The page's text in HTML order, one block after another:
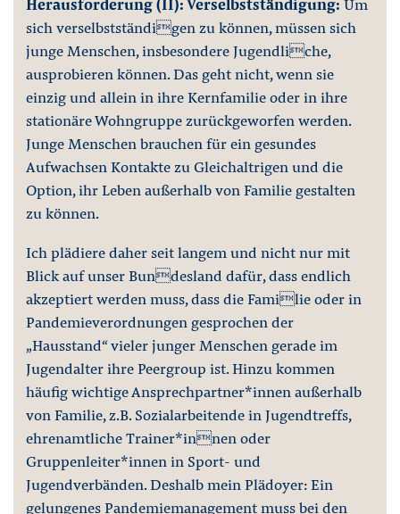
sich verselbstständigen zu können, müssen sich
junge Menschen, insbesondere Jugendliche,
ausprobieren können. Das geht nicht, wenn sie
einzig und allein in ihre Kernfamilie oder in ihre
stationäre Wohngruppe zurückgeworfen werden.
Junge Menschen brauchen für ein gesundes
Aufwachsen Kontakte zu Gleichaltrigen und die
Option, ihr Leben außerhalb von Familie gestalten
zu können.
Ich plädiere daher seit langem und nicht nur mit
Blick auf unser Bundesland dafür, dass endlich
akzeptiert werden muss, dass die Familie oder in
Pandemieverordnungen gesprochen der
„Hausstand“ vieler junger Menschen gerade im
Jugendalter ihre Peergroup ist. Hinzu kommen
häufig wichtige Ansprechpartner*innen außerhalb
von Familie, z.B. Sozialarbeitende in Jugendtreffs,
ehrenamtliche Trainer*innen oder
Gruppenleiter*innen in Sport- und
Jugendverbänden. Deshalb mein Plädoyer: Ein
gelungenes Pandemiemanagement muss bei den